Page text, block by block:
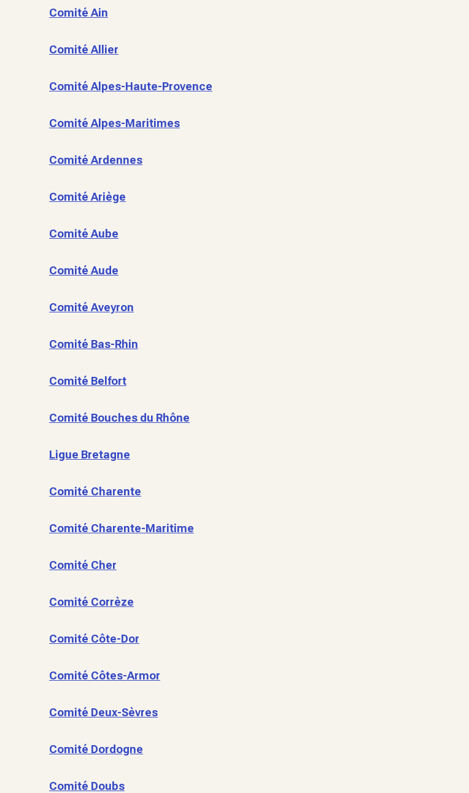
Comité Ain
Comité Allier
Comité Alpes-Haute-Provence
Comité Alpes-Maritimes
Comité Ardennes
Comité Ariège
Comité Aube
Comité Aude
Comité Aveyron
Comité Bas-Rhin
Comité Belfort
Comité Bouches du Rhône
Ligue Bretagne
Comité Charente
Comité Charente-Maritime
Comité Cher
Comité Corrèze
Comité Côte-Dor
Comité Côtes-Armor
Comité Deux-Sèvres
Comité Dordogne
Comité Doubs